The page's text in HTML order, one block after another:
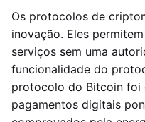
Os protocolos de
inovação. Eles
serviços sem uma
funcionalidade do
protocolo do Bitcoin foi
pagamentos digitais